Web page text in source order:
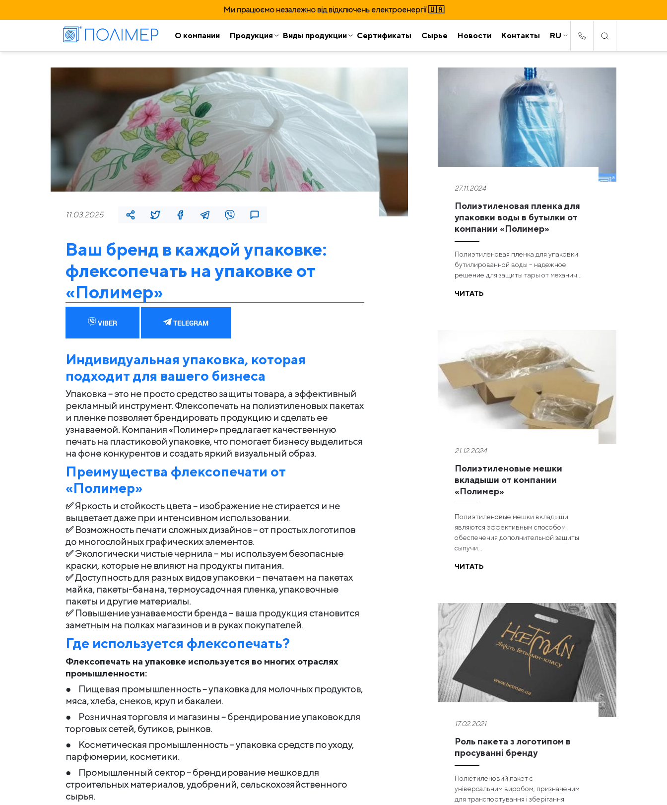
Ми працюємо незалежно від відключень електроенергії 🇺🇦
О компании Продукция Виды продукции Сертификаты Сырье Новости Контакты RU
11.03.2025
Ваш бренд в каждой упаковке:
флексопечать на упаковке от
«Полимер»
VIBER TELEGRAM
Индивидуальная упаковка, которая
подходит для вашего бизнеса
Упаковка – это не просто средство защиты товара, а эффективный
рекламный инструмент. Флексопечать на полиэтиленовых пакетах
и пленке позволяет брендировать продукцию и сделать ее
узнаваемой. Компания «Полимер» предлагает качественную
печать на пластиковой упаковке, что помогает бизнесу выделиться
на фоне конкурентов и создать яркий визуальный образ.
Преимущества флексопечати от
«Полимер»
✅ Яркость и стойкость цвета – изображение не стирается и не
выцветает даже при интенсивном использовании.
✅ Возможность печати сложных дизайнов – от простых логотипов
до многослойных графических элементов.
✅ Экологически чистые чернила – мы используем безопасные
краски, которые не влияют на продукты питания.
✅ Доступность для разных видов упаковки – печатаем на пакетах
майка, пакеты-банана, термоусадочная пленка, упаковочные
пакеты и другие материалы.
✅ Повышение узнаваемости бренда – ваша продукция становится
заметным на полках магазинов и в руках покупателей.
Где используется флексопечать?
Флексопечать на упаковке используется во многих отраслях
промышленности:
● Пищевая промышленность – упаковка для молочных продуктов,
мяса, хлеба, снеков, круп и бакалеи.
● Розничная торговля и магазины – брендирование упаковок для
торговых сетей, бутиков, рынков.
● Косметическая промышленность – упаковка средств по уходу,
парфюмерии, косметики.
● Промышленный сектор – брендирование мешков для
строительных материалов, удобрений, сельскохозяйственного
сырья.
27.11.2024
Полиэтиленовая пленка для
упаковки воды в бутылки от
компании «Полимер»
Полиэтиленовая пленка для упаковки
бутилированной воды – надежное
решение для защиты тары от механич...
ЧИТАТЬ
21.12.2024
Полиэтиленовые мешки
вкладыши от компании
«Полимер»
Полиэтиленовые мешки вкладыши
являются эффективным способом
обеспечения дополнительной защиты
сыпучи...
ЧИТАТЬ
17.02.2021
Роль пакета з логотипом в
просуванні бренду
Поліетиленовий пакет є
універсальним виробом, призначеним
для транспортування і зберігання